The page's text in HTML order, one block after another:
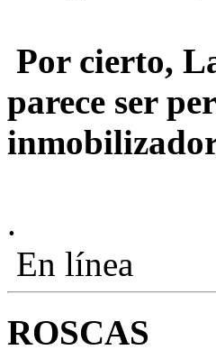
Por cierto,
parece ser
.
En línea
ROSCAS